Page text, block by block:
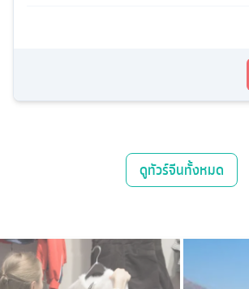
ดูทัวร์จีนทั้งหมด